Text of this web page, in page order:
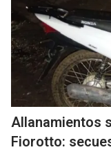
Allanamientos
Fiorotto: